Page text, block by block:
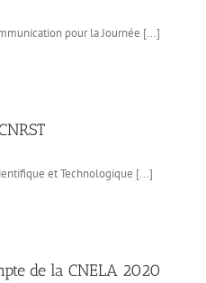
pour la Journée [...]
et Technologique [...]
de la CNELA 2020